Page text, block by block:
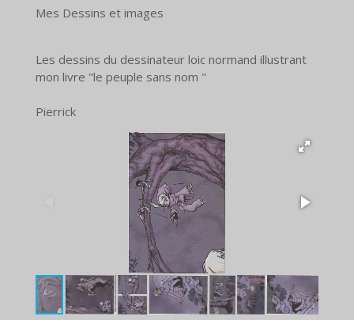
Mes Dessins et images
Les dessins du dessinateur loic normand illustrant
mon livre "le peuple sans nom "
Pierrick